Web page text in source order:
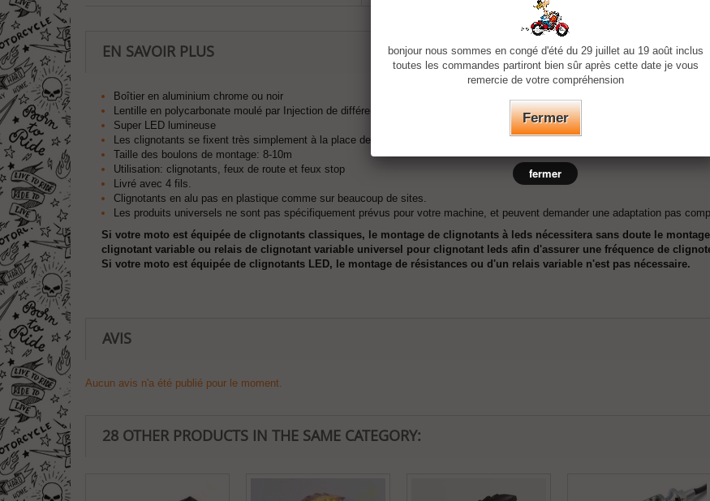
EN SAVOIR PLUS
Boîtier en aluminium chrome ou noir
Lentille en polycarbonate moulé par Injection de différente couleurs
Super LED lumineuse
Les clignotants se fixent très simplement à la place de ceux d'origine.
Taille des boulons de montage: 8-10m
Utilisation: clignotants, feux de route et feux stop
Livré avec 4 fils.
Clignotants en alu pas en plastique comme sur beaucoup de sites.
Les produits universels ne sont pas spécifiquement prévus pour votre machine, et peuvent demander une adaptation pas
Si votre moto est équipée de clignotants classiques, le montage de clignotants à leds nécessitera sans doute le
clignotant variable ou relais de clignotant variable universel pour clignotant leds afin d'assurer une fréquence de
Si votre moto est équipée de clignotants LED, le montage de résistances ou d'un relais variable n'est pas nécessaire.
AVIS
Aucun avis n'a été publié pour le moment.
28 OTHER PRODUCTS IN THE SAME CATEGORY:
bonjour nous sommes en congé d'été du 29 juillet au 19 août inclus
toutes les commandes partiront bien sûr après cette date je vous
remercie de votre compréhension
Fermer
fermer